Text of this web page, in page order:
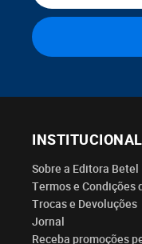
INSTITUCIONAL
Sobre a Editora Betel
Termos e Condições
Trocas e Devoluções
Jornal
Receba promoções